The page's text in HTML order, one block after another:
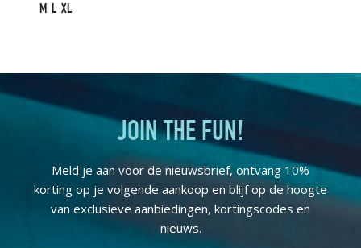
M L XL
JOIN THE FUN!
Meld je aan voor de nieuwsbrief, ontvang 10%
korting op je volgende aankoop en blijf op de hoogte
van exclusieve aanbiedingen, kortingscodes en
nieuws.